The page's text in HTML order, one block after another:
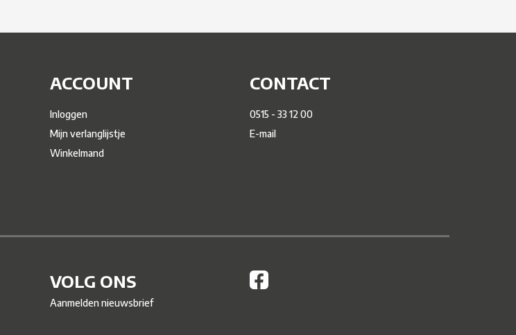
ACCOUNT
Inloggen
Mijn verlanglijstje
Winkelmand
CONTACT
0515 - 33 12 00
E-mail
VOLG ONS
Aanmelden nieuwsbrief